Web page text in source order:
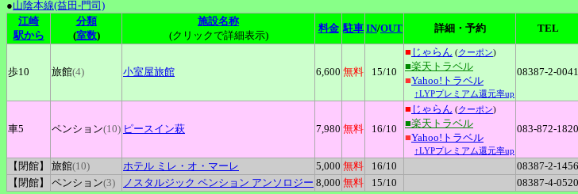
●山陰本線(益田-門司)
江崎
駅から
分類
(室数)
施設名称
(クリックで詳細表示)
料金 駐車 IN/OUT 詳細・予約 TEL
歩10 旅館(4) 小室屋旅館 6,600 無料 15/10
■ じゃらん (クーポン)
■楽天トラベル
■Yahoo!トラベル
↑LYPプレミアム還元率up
08387-2-0041
車5 ペンション(10) ピースイン萩 7,980 無料 16/10
■ じゃらん (クーポン)
■楽天トラベル
■Yahoo!トラベル
↑LYPプレミアム還元率up
083-872-1820
【閉館】 旅館(10) ホテル ミレ ・オ ・マーレ 5,000 無料 16/10 08387-2-1456
【閉館】
ペンション(3) ノスタルジック ペンション アンソロジー 8,000 無料 15/10 08387-4-0520